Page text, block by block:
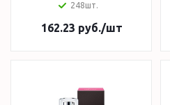
248шт.
162.23 руб./шт